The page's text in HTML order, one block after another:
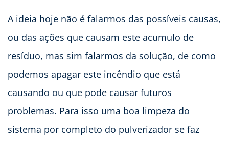
A ideia hoje não é falarmos das possíveis causas,
ou das ações que causam este acumulo de
resíduo, mas sim falarmos da solução, de como
podemos apagar este incêndio que está
causando ou que pode causar futuros
problemas. Para isso uma boa limpeza do
sistema por completo do pulverizador se faz